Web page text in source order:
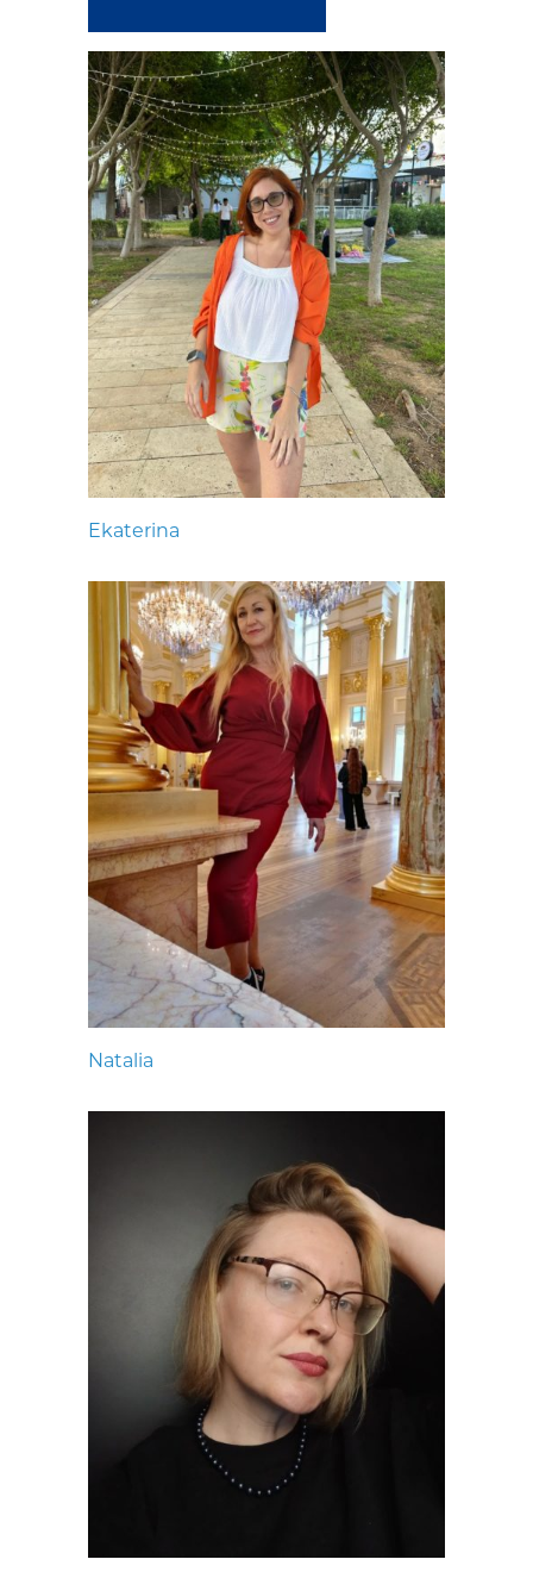
Ekaterina
Natalia